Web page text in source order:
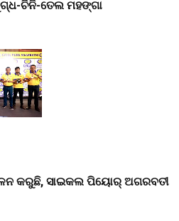
ଚିନି-ତେଲ ମହଙ୍ଗା
କରୁଛି, ସାଇକଲ ପିୟୋର୍‌ ଅଗରବତୀ